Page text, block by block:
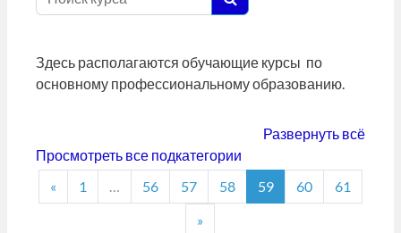
Поиск курса
Здесь располагаются обучающие курсы по
основному профессиональному образованию.
Развернуть всё
Просмотреть все подкатегории
« Предыдущая страница
1 Страница 1
56Страница 56
57Страница 57
58Страница 58
59Страница 59
60Страница 60
61
»Следующая страница